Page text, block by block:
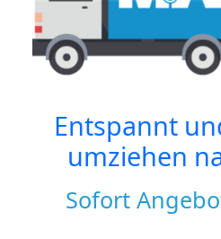
Entspannt
umziehen
Sofort